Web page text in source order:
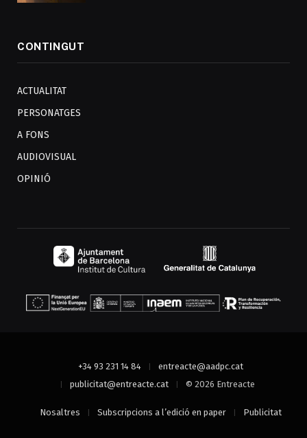
CONTINGUT
ACTUALITAT
PERSONATGES
A FONS
AUDIOVISUAL
OPINIÓ
+34 93 231 14 84
entreacte@aadpc.cat
publicitat@entreacte.cat
© 2026 Entreacte
Nosaltres Subscripcions a l’edició en paper Publicitat